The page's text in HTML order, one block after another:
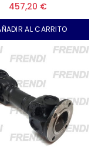
4T10 - Longitud
278 mm
457,20 €
AL CARRITO